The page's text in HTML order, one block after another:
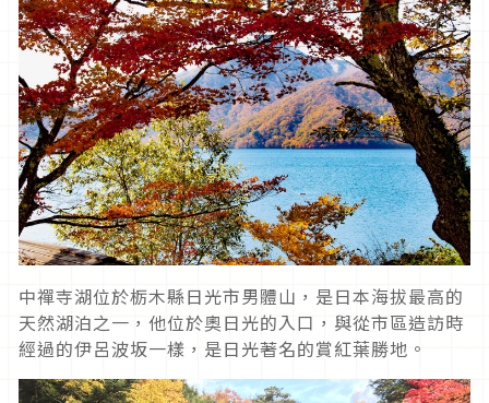
中禪寺湖位於栃木縣日光市男體山，是日本海拔最高的
天然湖泊之一，他位於奧日光的入口，與從市區造訪時
經過的伊呂波坂一樣，是日光著名的賞紅葉勝地。